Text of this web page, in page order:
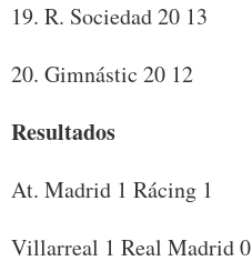
19. R. Sociedad 20 13
20. Gimnástic 20 12
Resultados
At. Madrid 1 Rácing 1
Villarreal 1 Real Madrid 0